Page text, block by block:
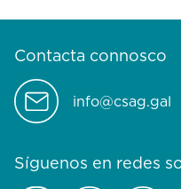
Contacta connosco
info@csag.gal
Síguenos en redes